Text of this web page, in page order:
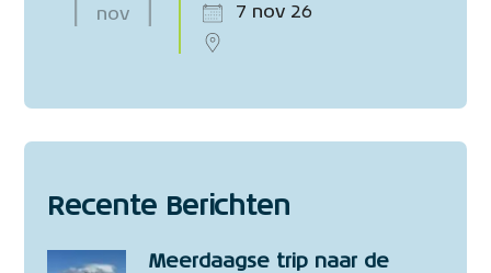
nov 7 nov 26
Recente Berichten
Meerdaagse trip naar de